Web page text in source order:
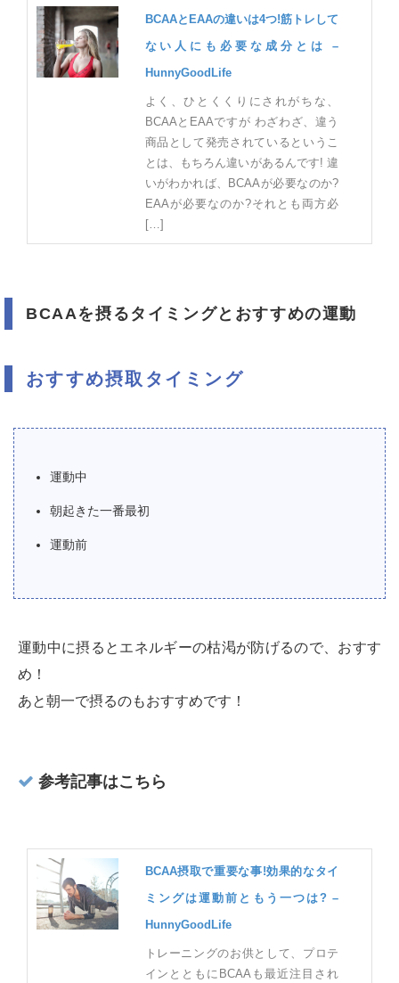
BCAAとEAAの違いは4つ!筋トレして
ない人にも必要な成分とは –
HunnyGoodLife
よく、ひとくくりにされがちな、
BCAAとEAAですが わざわざ、違う
商品として発売されているというこ
とは、もちろん違いがあるんです! 違
いがわかれば、BCAAが必要なのか?
EAAが必要なのか?それとも両方必
[…]
BCAAを摂るタイミングとおすすめの運動
おすすめ摂取タイミング
運動中
朝起きた一番最初
運動前
運動中に摂るとエネルギーの枯渇が防げるので、おすす
め！
あと朝一で摂るのもおすすめです！
参考記事はこちら
BCAA摂取で重要な事!効果的なタイ
ミングは運動前ともう一つは? –
HunnyGoodLife
トレーニングのお供として、プロテ
インとともにBCAAも最近注目され